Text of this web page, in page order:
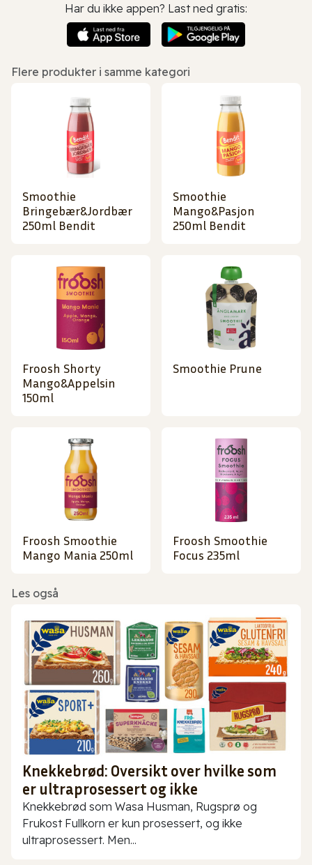
Har du ikke appen? Last ned gratis:
Flere produkter i samme kategori
Smoothie
Bringebær&Jordbær
250ml Bendit
Smoothie
Mango&Pasjon
250ml Bendit
Froosh Shorty
Mango&Appelsin
150ml
Smoothie Prune
Froosh Smoothie
Mango Mania 250ml
Froosh Smoothie
Focus 235ml
Les også
Knekkebrød: Oversikt over hvilke som
er ultraprosessert og ikke
Knekkebrød som Wasa Husman, Rugsprø og
Frukost Fullkorn er kun prosessert, og ikke
ultraprosessert. Men...